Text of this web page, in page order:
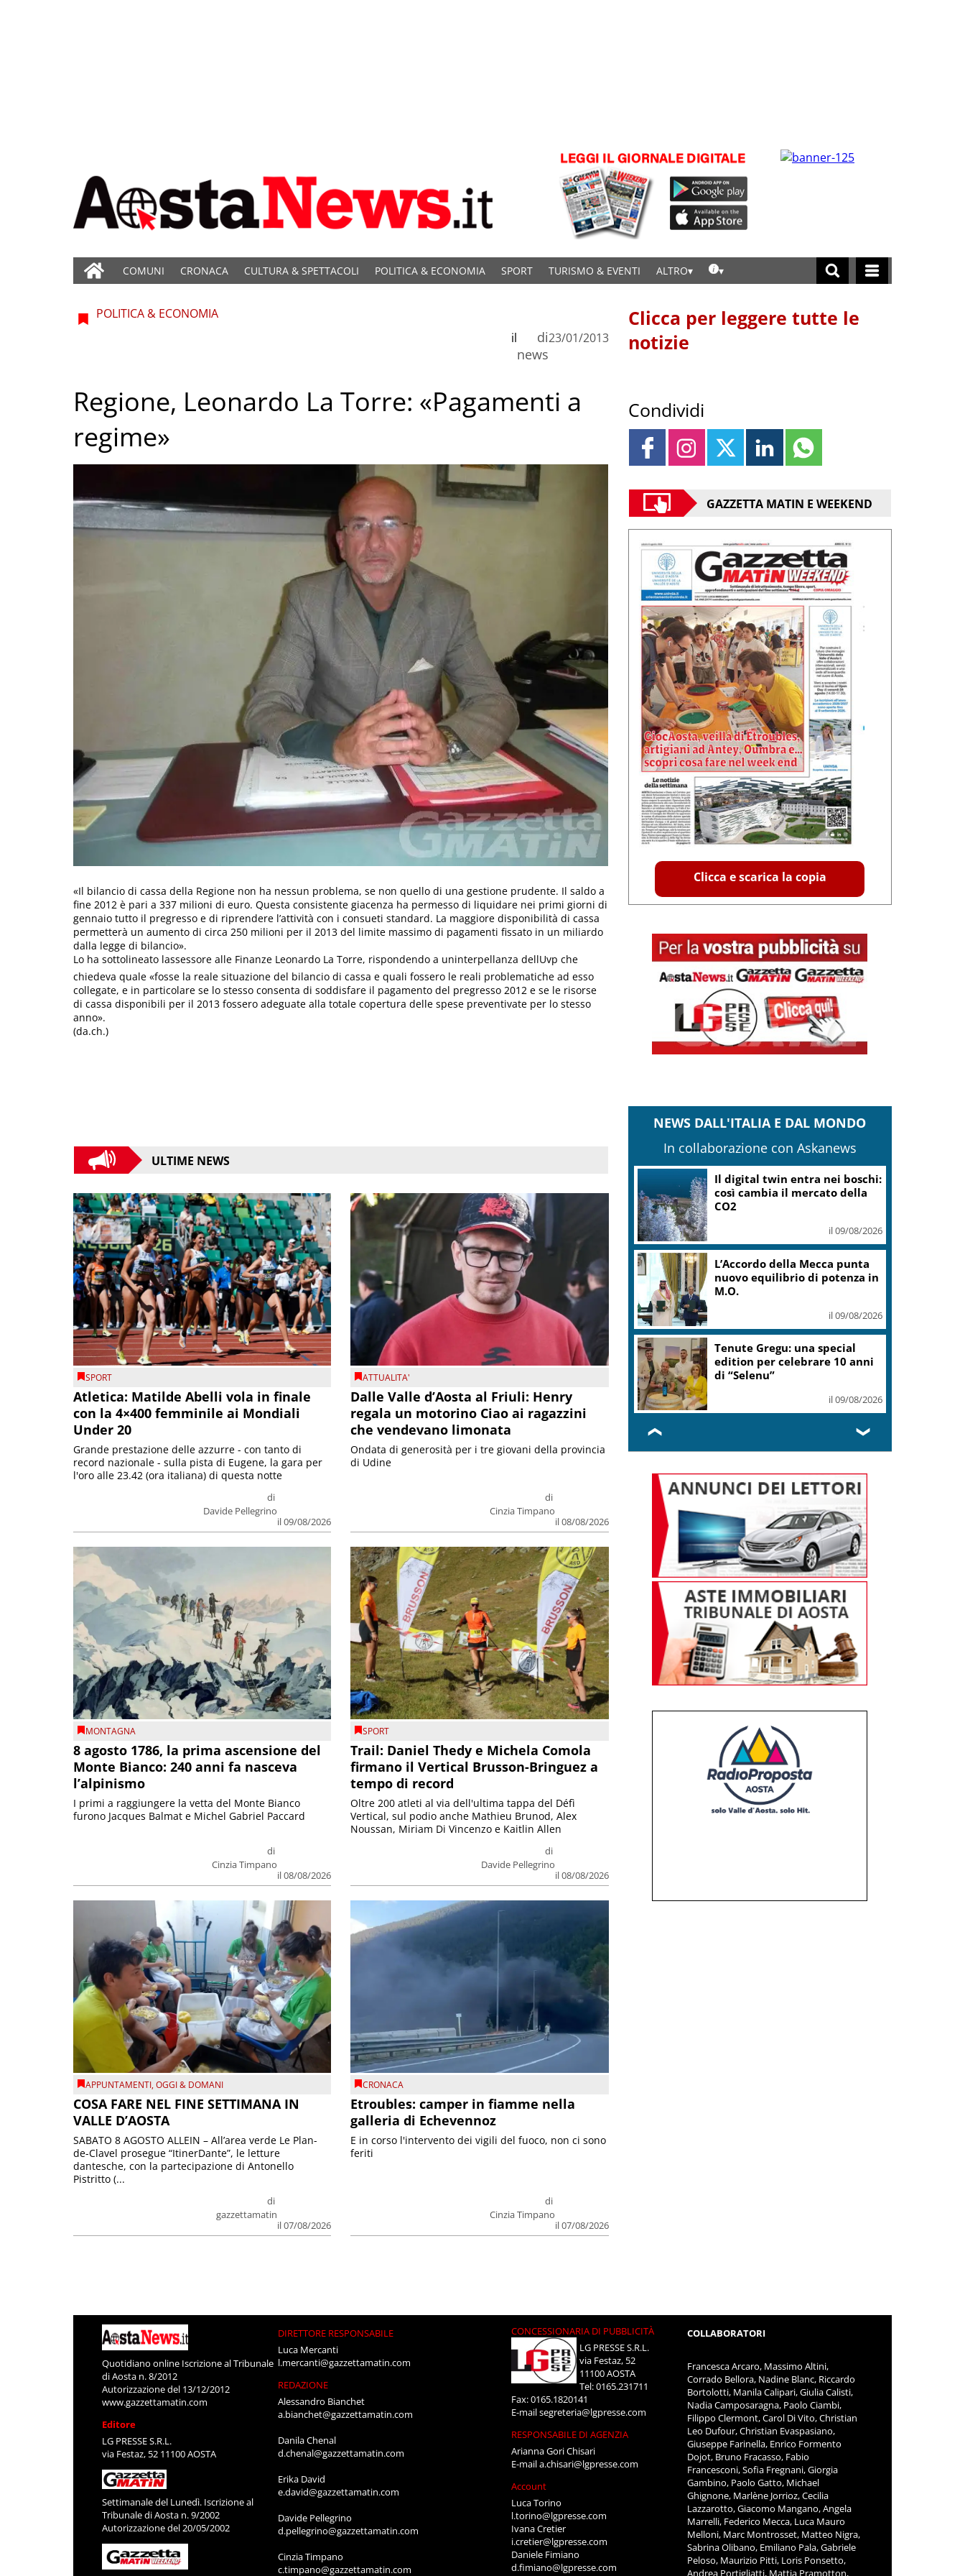
COMUNI CRONACA CULTURA & SPETTACOLI POLITICA & ECONOMIA SPORT TURISMO & EVENTI ALTRO
POLITICA & ECONOMIA
di
news
il 23/01/2013
Regione, Leonardo La Torre: «Pagamenti a
regime»
«Il bilancio di cassa della Regione non ha nessun problema, se non quello di una gestione prudente. Il saldo a
fine 2012 è pari a 337 milioni di euro. Questa consistente giacenza ha permesso di liquidare nei primi giorni di
gennaio tutto il pregresso e di riprendere l’attività con i consueti standard. La maggiore disponibilità di cassa
permetterà un aumento di circa 250 milioni per il 2013 del limite massimo di pagamenti fissato in un miliardo
dalla legge di bilancio».
Lo ha sottolineato lassessore alle Finanze Leonardo La Torre, rispondendo a uninterpellanza dellUvp che
chiedeva quale «fosse la reale situazione del bilancio di cassa e quali fossero le reali problematiche ad esso
collegate, e in particolare se lo stesso consenta di soddisfare il pagamento del pregresso 2012 e se le risorse
di cassa disponibili per il 2013 fossero adeguate alla totale copertura delle spese preventivate per lo stesso
anno».
(da.ch.)
ULTIME NEWS
SPORT
Atletica: Matilde Abelli vola in finale
con la 4×400 femminile ai Mondiali
Under 20
di
Davide Pellegrino
il 09/08/2026
Grande prestazione delle azzurre - con tanto di
record nazionale - sulla pista di Eugene, la gara per
l'oro alle 23.42 (ora italiana) di questa notte
ATTUALITA'
Dalle Valle d’Aosta al Friuli: Henry
regala un motorino Ciao ai ragazzini
che vendevano limonata
di
Cinzia Timpano
il 08/08/2026
Ondata di generosità per i tre giovani della provincia
di Udine
MONTAGNA
8 agosto 1786, la prima ascensione del
Monte Bianco: 240 anni fa nasceva
l’alpinismo
di
Cinzia Timpano
il 08/08/2026
I primi a raggiungere la vetta del Monte Bianco
furono Jacques Balmat e Michel Gabriel Paccard
SPORT
Trail: Daniel Thedy e Michela Comola
firmano il Vertical Brusson-Bringuez a
tempo di record
di
Davide Pellegrino
il 08/08/2026
Oltre 200 atleti al via dell'ultima tappa del Défì
Vertical, sul podio anche Mathieu Brunod, Alex
Noussan, Miriam Di Vincenzo e Kaitlin Allen
APPUNTAMENTI,OGGI & DOMANI
COSA FARE NEL FINE SETTIMANA IN
VALLE D’AOSTA
di
gazzettamatin
il 07/08/2026
SABATO 8 AGOSTO ALLEIN – All’area verde Le Plan-
de-Clavel prosegue “ItinerDante”, le letture
dantesche, con la partecipazione di Antonello
Pistritto (...
CRONACA
Etroubles: camper in fiamme nella
galleria di Echevennoz
di
Cinzia Timpano
il 07/08/2026
E in corso l'intervento dei vigili del fuoco, non ci sono
feriti
Clicca per leggere tutte le
notizie
Condividi
GAZZETTA MATIN E WEEKEND
Clicca e scarica la copia
NEWS DALL'ITALIA E DAL MONDO
In collaborazione con Askanews
Il digital twin entra nei boschi:
così cambia il mercato della
CO2
il 09/08/2026
L’Accordo della Mecca punta
nuovo equilibrio di potenza in
M.O.
il 09/08/2026
Tenute Gregu: una special
edition per celebrare 10 anni
di “Selenu”
il 09/08/2026
❮ ❯
Quotidiano online Iscrizione al Tribunale
di Aosta n. 8/2012
Autorizzazione del 13/12/2012
www.gazzettamatin.com
Editore
LG PRESSE S.R.L.
via Festaz, 52 11100 AOSTA
Settimanale del Lunedì. Iscrizione al
Tribunale di Aosta n. 9/2002
Autorizzazione del 20/05/2002
DIRETTORE RESPONSABILE
Luca Mercanti
l.mercanti@gazzettamatin.com
REDAZIONE
Alessandro Bianchet
a.bianchet@gazzettamatin.com
Danila Chenal
d.chenal@gazzettamatin.com
Erika David
e.david@gazzettamatin.com
Davide Pellegrino
d.pellegrino@gazzettamatin.com
Cinzia Timpano
c.timpano@gazzettamatin.com
CONCESSIONARIA DI PUBBLICITÀ
LG PRESSE S.R.L.
via Festaz, 52
11100 AOSTA
Tel: 0165.231711
Fax: 0165.1820141
E-mailsegreteria@lgpresse.com
RESPONSABILE DI AGENZIA
Arianna Gori Chisari
E-maila.chisari@lgpresse.com
Account
Luca Torino
l.torino@lgpresse.com
Ivana Cretier
i.cretier@lgpresse.com
Daniele Fimiano
d.fimiano@lgpresse.com
COLLABORATORI
Francesca Arcaro, Massimo Altini,
Corrado Bellora, Nadine Blanc, Riccardo
Bortolotti, Manila Calipari, Giulia Calisti,
Nadia Camposaragna, Paolo Ciambi,
Filippo Clermont, Carol Di Vito, Christian
Leo Dufour, Christian Evaspasiano,
Giuseppe Farinella, Enrico Formento
Dojot, Bruno Fracasso, Fabio
Francesconi, Sofia Fregnani, Giorgia
Gambino, Paolo Gatto, Michael
Ghignone, Marlène Jorrioz, Cecilia
Lazzarotto, Giacomo Mangano, Angela
Marrelli, Federico Mecca, Luca Mauro
Melloni, Marc Montrosset, Matteo Nigra,
Sabrina Olibano, Emiliano Pala, Gabriele
Peloso, Maurizio Pitti, Loris Ponsetto,
Andrea Portigliatti, Mattia Pramotton,